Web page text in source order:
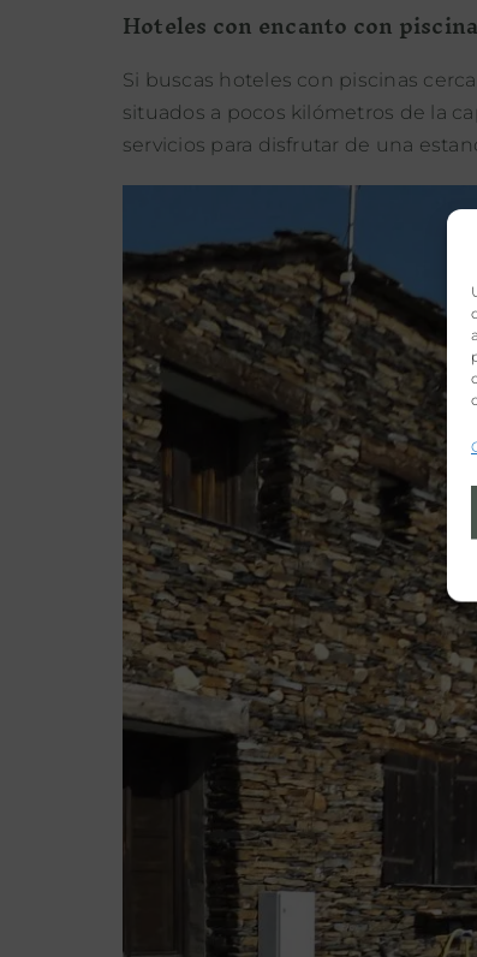
Hoteles con encanto con
Si buscas hoteles con piscinas
situados a pocos kilómetros de la
servicios para disfrutar de una